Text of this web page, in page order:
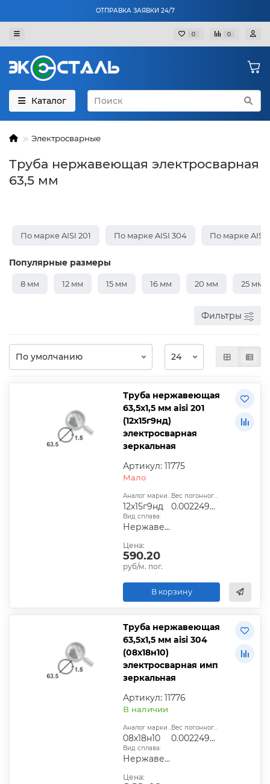
ОТПРАВКА ЗАЯВКИ 24/7
0 0
Каталог
Электросварные
Труба нержавеющая электросварная
63,5 мм
По марке AISI 201 По марке AISI 304 По марке AISI
Популярные размеры
8 мм 12 мм 15 мм 16 мм 20 мм 25 мм
Фильтры
Труба нержавеющая
63,5х1,5 мм aisi 201
(12х15г9нд)
электросварная
зеркальная
Артикул: 11775
Мало
Аналог марки стали:
12х15г9нд
Вес погонного метра, т.:
0.00224967
Вид сплава:
Нержавеющая сталь
Цена:
590.20
руб/м. пог.
В корзину
Труба нержавеющая
63,5х1,5 мм aisi 304
(08х18н10)
электросварная имп
зеркальная
Артикул: 11776
В наличии
Аналог марки стали:
08х18н10
Вес погонного метра, т.:
0.00224967
Вид сплава:
Нержавеющая сталь
Цена: